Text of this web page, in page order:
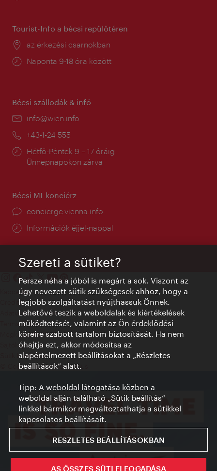
Tourist-Info a bécsi repülőtéren
Helyszín:
az érkezési csarnokban
Nyitva
Naponta 9-18 óra között
Bécsi szállodák & infó
E-
info@wien.info
Telefon:
+43-1-24 555
Nyitva
tartás:
Hétfő-Péntek 9 – 17 óráig
Ünnepnapokon zárva
Bécsi MI-konciérz
concierge.vienna.info
Információk éjjel-nappal
Kapcsolat
Credits
Adatvédelmi nyilatkozat
Terms of Use
Megközelíthetőség
Sajtókapcsolat
Sütik beállítása
© Copyright WienTourismus
Szereti a sütiket?
Persze néha a jóból is megárt a sok. Viszont az
úgy nevezett sütik szükségesek ahhoz, hogy a
legjobb szolgáltatást nyújthassuk Önnek.
Lehetővé teszik a weboldalak és kiértékelések
működtetését, valamint az Ön érdeklődési
köreire szabott tartalom biztosítását. Ha nem
óhajtja ezt, akkor módosítsa az
alapértelmezett beállításokat a „Részletes
beállítások“ alatt.
Tipp: A weboldal látogatása közben a
weboldal alján található „Sütik beállítás”
linkkel bármikor megváltoztathatja a sütikkel
kapcsolatos beállításait.
RESZLETES BEÁLLÍTÁSOKBAN
AS ÖSSZES SÜTI ELFOGADÁSA